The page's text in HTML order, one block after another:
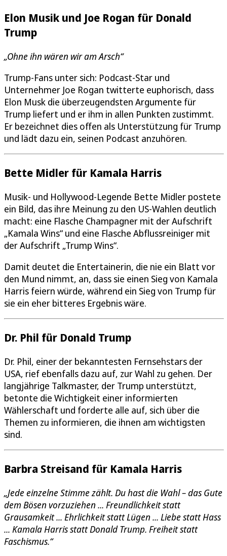
Elon Musik und Joe Rogan für Donald
Trump
„Ohne ihn wären wir am Arsch“
Trump-Fans unter sich: Podcast-Star und
Unternehmer Joe Rogan twitterte euphorisch, dass
Elon Musk die überzeugendsten Argumente für
Trump liefert und er ihm in allen Punkten zustimmt.
Er bezeichnet dies offen als Unterstützung für Trump
und lädt dazu ein, seinen Podcast anzuhören.
Bette Midler für Kamala Harris
Musik- und Hollywood-Legende Bette Midler postete
ein Bild, das ihre Meinung zu den US-Wahlen deutlich
macht: eine Flasche Champagner mit der Aufschrift
„Kamala Wins“ und eine Flasche Abflussreiniger mit
der Aufschrift „Trump Wins“.
Damit deutet die Entertainerin, die nie ein Blatt vor
den Mund nimmt, an, dass sie einen Sieg von Kamala
Harris feiern würde, während ein Sieg von Trump für
sie ein eher bitteres Ergebnis wäre.
Dr. Phil für Donald Trump
Dr. Phil, einer der bekanntesten Fernsehstars der
USA, rief ebenfalls dazu auf, zur Wahl zu gehen. Der
langjährige Talkmaster, der Trump unterstützt,
betonte die Wichtigkeit einer informierten
Wählerschaft und forderte alle auf, sich über die
Themen zu informieren, die ihnen am wichtigsten
sind.
Barbra Streisand für Kamala Harris
„Jede einzelne Stimme zählt. Du hast die Wahl – das Gute
dem Bösen vorzuziehen ... Freundlichkeit statt
Grausamkeit ... Ehrlichkeit statt Lügen ... Liebe statt Hass
... Kamala Harris statt Donald Trump. Freiheit statt
Faschismus.“